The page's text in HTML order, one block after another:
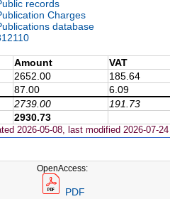
records
Charges
database
Amount VAT
2652.00 185.64
87.00 6.09
2739.00 191.73
2930.73
2026-05-08, last modified 2026-07-24
OpenAccess:
PDF